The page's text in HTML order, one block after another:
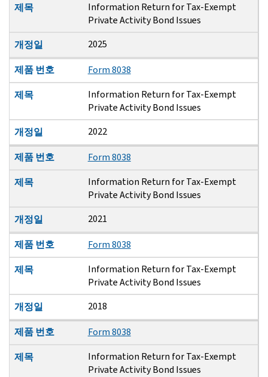
제목
Information Return for Tax-Exempt
Private Activity Bond Issues
개정일
2025
제품 번호
Form 8038
제목
Information Return for Tax-Exempt
Private Activity Bond Issues
개정일
2022
제품 번호
Form 8038
제목
Information Return for Tax-Exempt
Private Activity Bond Issues
개정일
2021
제품 번호
Form 8038
제목
Information Return for Tax-Exempt
Private Activity Bond Issues
개정일
2018
제품 번호
Form 8038
제목
Information Return for Tax-Exempt
Private Activity Bond Issues